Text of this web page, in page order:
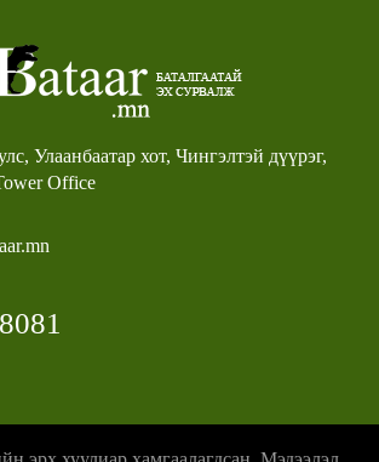
Улаанбаатар хот, Чингэлтэй дүүрэг,
Office